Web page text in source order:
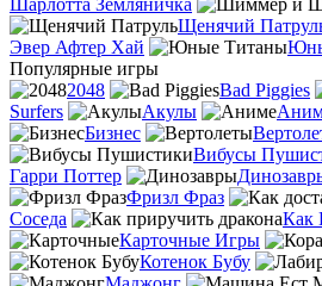
Шарлотта Земляничка
Щенячий
Эвер Афтер Хай
Популярные игры
2048
Bad Piggies
Surfers
Акулы
Бизнес
Вибусы
Гарри Поттер
Фризл Фраз
Соседа
Как
Карточные Игры
Котенок Бубу